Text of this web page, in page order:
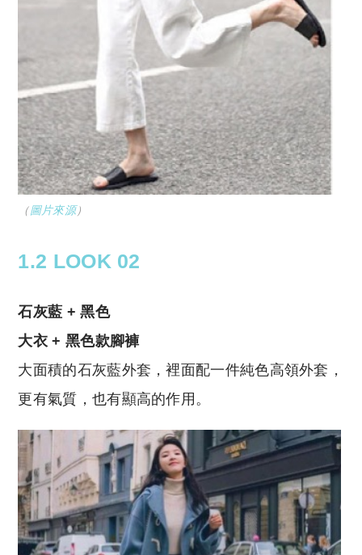
（圖片來源）
1.2 LOOK 02
石灰藍 + 黑色
大衣 + 黑色款腳褲
大面積的石灰藍外套，裡面配一件純色高領外套，
更有氣質，也有顯高的作用。